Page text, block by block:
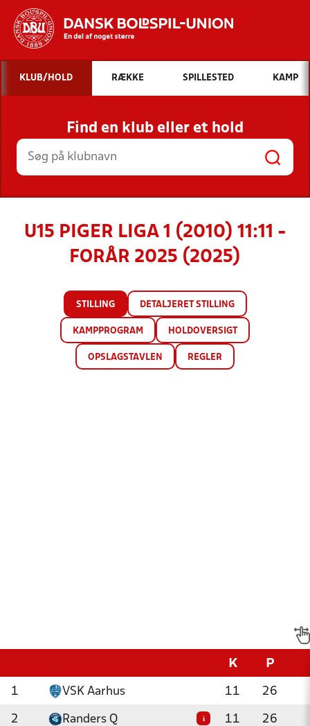
Hvad vil du søge efter?
INDHOLD OG NYHEDER
STILLINGER, RESULTATER, KLUBBER OG
HOLD
KLUB/HOLD RÆKKE SPILLESTED KAMP
Find en klub eller et hold
U15 PIGER LIGA 1 (2010) 11:11 -
FORÅR 2025 (2025)
STILLING DETALJERET STILLING
KAMPPROGRAM HOLDOVERSIGT
OPSLAGSTAVLEN REGLER
K P
1 VSK Aarhus 11 26
2 Randers Q i 11 26